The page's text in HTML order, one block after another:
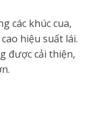
các khúc cua,
hiệu suất lái.
được cải thiện,